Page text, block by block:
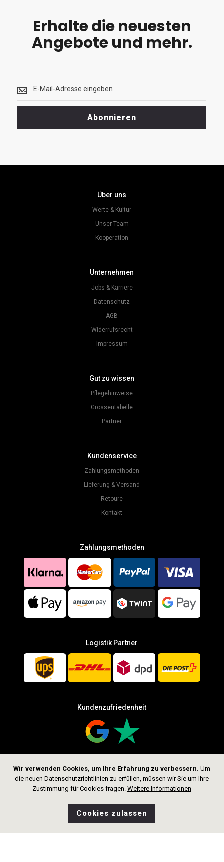
Wir verwenden Cookies, um Ihre Erfahrung zu verbessern. Um
die neuen Datenschutzrichtlinien zu erfüllen, müssen wir Sie um Ihre
Zustimmung für Cookies fragen. Weitere Informationen
Cookies zulassen
Erhalte die neuesten
Angebote und mehr.
die
neuesten
<br>
Abonnieren
Über uns
Werte & Kultur
Unser Team
Kooperation
Unternehmen
Jobs & Karriere
Datenschutz
AGB
Widerrufsrecht
Impressum
Gut zu wissen
Pflegehinweise
Grössentabelle
Partner
Kundenservice
Zahlungsmethoden
Lieferung & Versand
Retoure
Kontakt
Zahlungsmethoden
Logistik Partner
Kundenzufriedenheit
Folge uns
CHF 2’499.00Suche Shop Wunschliste